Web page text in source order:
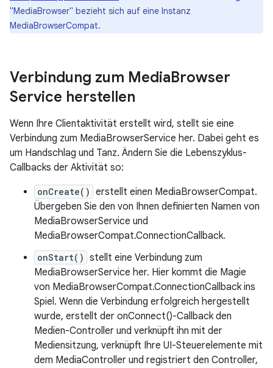
"MediaBrowser" bezieht sich auf eine Instanz
MediaBrowserCompat.
Verbindung zum MediaBrowser
Service herstellen
Wenn Ihre Clientaktivität erstellt wird, stellt sie eine
Verbindung zum MediaBrowserService her. Dabei geht es
um Handschlag und Tanz. Ändern Sie die Lebenszyklus-
Callbacks der Aktivität so:
onCreate() erstellt einen MediaBrowserCompat.
Übergeben Sie den von Ihnen definierten Namen von
MediaBrowserService und
MediaBrowserCompat.ConnectionCallback.
onStart() stellt eine Verbindung zum
MediaBrowserService her. Hier kommt die Magie
von MediaBrowserCompat.ConnectionCallback ins
Spiel. Wenn die Verbindung erfolgreich hergestellt
wurde, erstellt der onConnect()-Callback den
Medien-Controller und verknüpft ihn mit der
Mediensitzung, verknüpft Ihre UI-Steuerelemente mit
dem MediaController und registriert den Controller,